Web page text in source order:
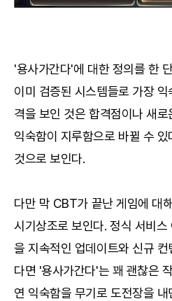
'용사가간다'에 대한 정의를 한
이미 검증된 시스템들로 가장
격을 보인 것은 합격점이나 새
익숙함이 지루함으로 바뀔 수
것으로 보인다.
다만 막 CBT가 끝난 게임에 대
시기상조로 보인다. 정식 서비
을 지속적인 업데이트와 신규
다면 '용사가간다'는 꽤 괜찮은
연 익숙함을 무기로 도전장을